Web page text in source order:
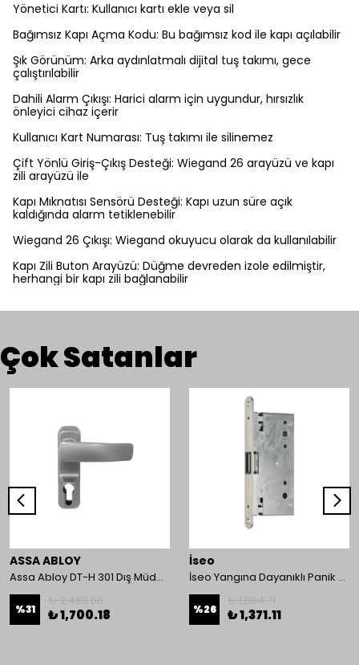
Yönetici Kartı: Kullanıcı kartı ekle veya sil
Bağımsız Kapı Açma Kodu: Bu bağımsız kod ile kapı açılabilir
Şık Görünüm: Arka aydınlatmalı dijital tuş takımı, gece
çalıştırılabilir
Dahili Alarm Çıkışı: Harici alarm için uygundur, hırsızlık
önleyici cihaz içerir
Kullanıcı Kart Numarası: Tuş takımı ile silinemez
Çift Yönlü Giriş-Çıkış Desteği: Wiegand 26 arayüzü ve kapı
zili arayüzü ile
Kapı Mıknatısı Sensörü Desteği: Kapı uzun süre açık
kaldığında alarm tetiklenebilir
Wiegand 26 Çıkışı: Wiegand okuyucu olarak da kullanılabilir
Kapı Zili Buton Arayüzü: Düğme devreden izole edilmiştir,
herhangi bir kapı zili bağlanabilir
Çok Satanlar
ASSA ABLOY
Assa Abloy DT-H 301 Dış Müdahale Kolu
%31 ₺ 1,700.18
İseo
İseo Yangına Dayanıklı Panik Fonksiyonlu Pasif Kanat İçin Gömme Kilit
%26 ₺ 1,371.11